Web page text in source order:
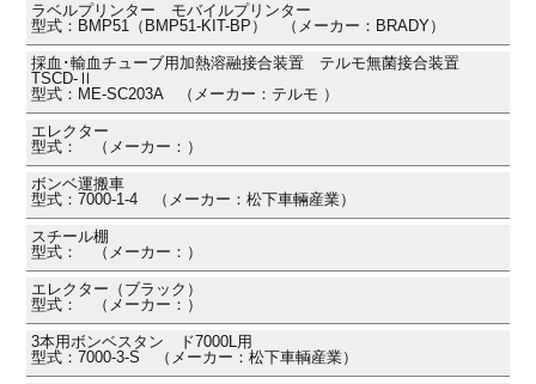
ラベルプリンター モバイルプリンター
型式：BMP51（BMP51-KIT-BP） （メーカー：BRADY）
採血･輸血チューブ用加熱溶融接合装置 テルモ無菌接合装置
TSCD-Ⅱ
型式：ME-SC203A （メーカー：テルモ ）
エレクター
型式： （メーカー：）
ボンベ運搬車
型式：7000-1-4 （メーカー：松下車輛産業）
スチール棚
型式： （メーカー：）
エレクター（ブラック）
型式： （メーカー：）
3本用ボンベスタン ド7000L用
型式：7000-3-S （メーカー：松下車輌産業）